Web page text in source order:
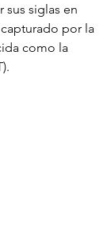
sus siglas en
por la
como la